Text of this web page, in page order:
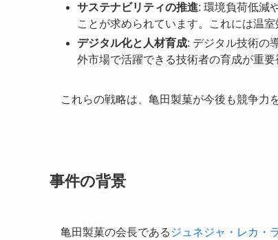
サステナビリティの推進: 環境負荷低減
ことが求められています。これには温
デジタル化と人材育成: デジタル技術の
外市場で活躍できる技術者の育成が重
これらの戦略は、亀田製菓が今後も競争力
事件の背景
亀田製菓の会長である ジュネジャ・レカ・